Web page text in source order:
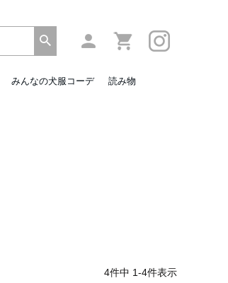
みんなの犬服コーデ 読み物
4件中 1-4件表示